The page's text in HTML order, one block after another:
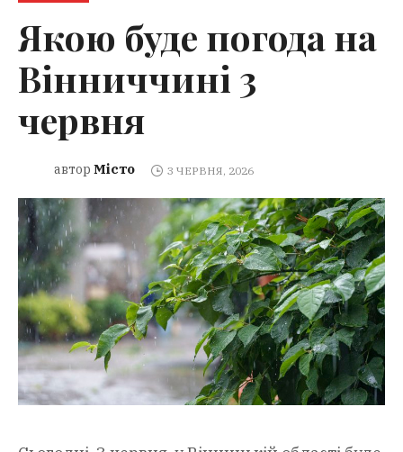
Якою буде погода на
Вінниччині 3
червня
автор Місто 3 ЧЕРВНЯ, 2026